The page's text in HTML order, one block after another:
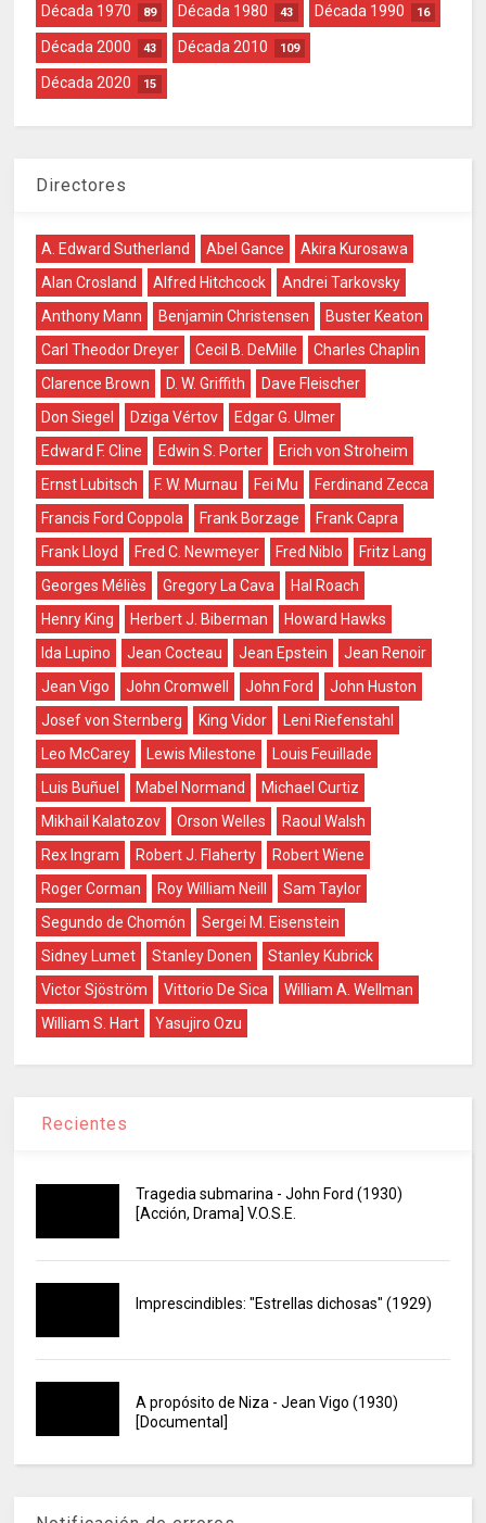
Década 1970 89 Década 1980 43 Década 1990 16
Década 2000 43 Década 2010 109
Década 2020 15
Directores
A. Edward Sutherland Abel Gance
Akira Kurosawa
Alan Crosland
Alfred Hitchcock
Andrei Tarkovsky
Anthony Mann
Benjamin Christensen
Buster Keaton
Carl Theodor Dreyer
Cecil B. DeMille
Charles Chaplin
Clarence Brown
D. W. Griffith
Dave Fleischer
Don Siegel
Dziga Vértov
Edgar G. Ulmer
Edward F. Cline
Edwin S. Porter
Erich von Stroheim
Ernst Lubitsch
F. W. Murnau Fei Mu
Ferdinand Zecca
Francis Ford Coppola
Frank Borzage
Frank Capra
Frank Lloyd
Fred C. Newmeyer Fred Niblo
Fritz Lang
Georges Méliès
Gregory La Cava
Hal Roach
Henry King
Herbert J. Biberman
Howard Hawks
Ida Lupino
Jean Cocteau Jean Epstein
Jean Renoir
Jean Vigo
John Cromwell John Ford
John Huston
Josef von Sternberg
King Vidor
Leni Riefenstahl
Leo McCarey
Lewis Milestone
Louis Feuillade
Luis Buñuel
Mabel Normand
Michael Curtiz
Mikhail Kalatozov
Orson Welles
Raoul Walsh
Rex Ingram
Robert J. Flaherty
Robert Wiene
Roger Corman
Roy William Neill
Sam Taylor
Segundo de Chomón
Sergei M. Eisenstein
Sidney Lumet
Stanley Donen
Stanley Kubrick
Victor Sjöström
Vittorio De Sica
William A. Wellman
William S. Hart
Yasujiro Ozu
Recientes
Tragedia submarina - John Ford (1930)
[Acción, Drama] V.O.S.E.
Imprescindibles: "Estrellas dichosas" (1929)
A propósito de Niza - Jean Vigo (1930)
[Documental]